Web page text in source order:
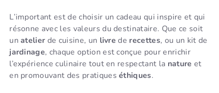
L’important est de choisir un cadeau qui inspire et qui
résonne avec les valeurs du destinataire. Que ce soit
unatelier de cuisine, un livre de recettes, ou un kit de
jardinage, chaque option est conçue pour enrichir
l’expérience culinaire tout en respectant la nature et
en promouvant des pratiqueséthiques.